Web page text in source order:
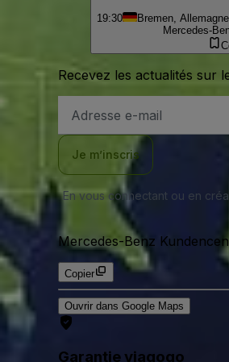
19:30 Bremen, Allemagne
Mercedes-
Recevez les actualités sur
e-
Je m’inscris
En vous connectant ou en
Mercedes-Benz
Copier
Ouvrir dans Google Maps
Garantie viagogo